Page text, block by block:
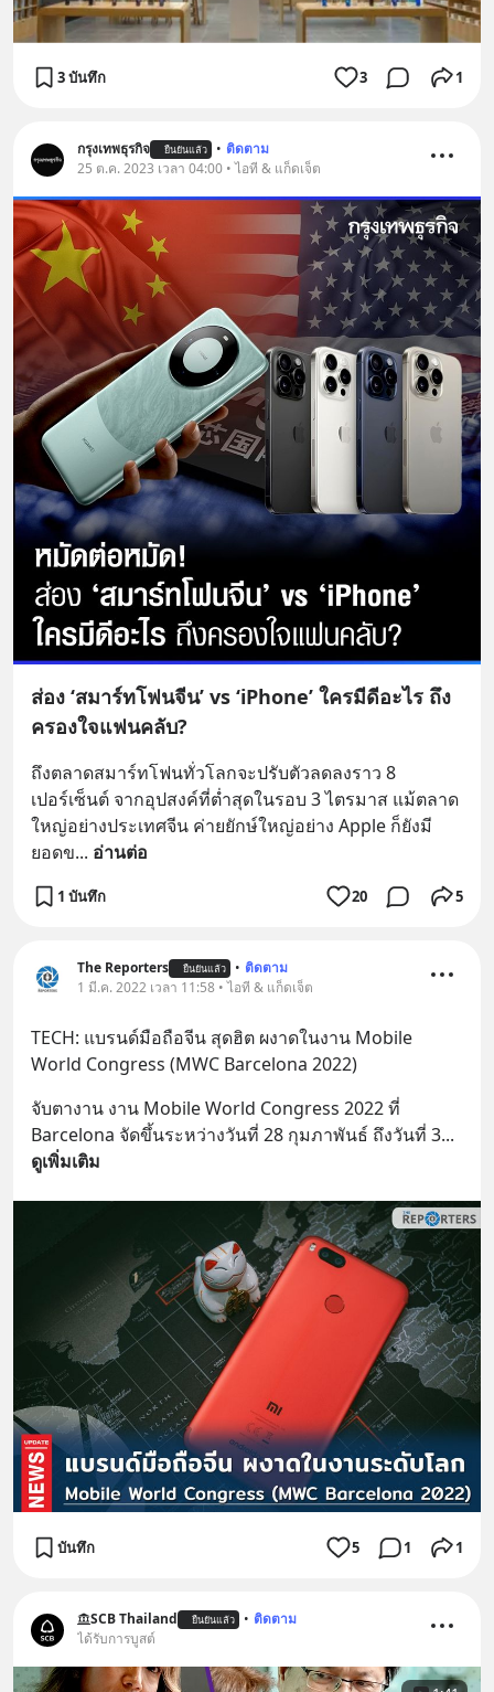
3 บันทึก 3 1
กรุงเทพธุรกิจ ยืนยันแล้ว • ติดตาม
25 ต.ค. 2023 เวลา 04:00 • ไอที & แก็ดเจ็ต
ส่อง ‘สมาร์ทโฟนจีน’ vs ‘iPhone’ ใครมีดีอะไร ถึง
ครองใจแฟนคลับ?
ถึงตลาดสมาร์ทโฟนทั่วโลกจะปรับตัวลดลงราว 8
เปอร์เซ็นต์ จากอุปสงค์ที่ต่ำสุดในรอบ 3 ไตรมาส แม้ตลาด
ใหญ่อย่างประเทศจีน ค่ายยักษ์ใหญ่อย่าง Apple ก็ยังมี
ยอดข... อ่านต่อ
1 บันทึก 20 5
The Reporters ยืนยันแล้ว • ติดตาม
1 มี.ค. 2022 เวลา 11:58 • ไอที & แก็ดเจ็ต
TECH: แบรนด์มือถือจีน สุดฮิต ผงาดในงาน Mobile
World Congress (MWC Barcelona 2022)
จับตางาน งาน Mobile World Congress 2022 ที่
Barcelona จัดขึ้นระหว่างวันที่ 28 กุมภาพันธ์ ถึงวันที่ 3...
ดูเพิ่มเติม
บันทึก 5 1 1
SCB Thailand ยืนยันแล้ว • ติดตาม
ได้รับการบูสต์